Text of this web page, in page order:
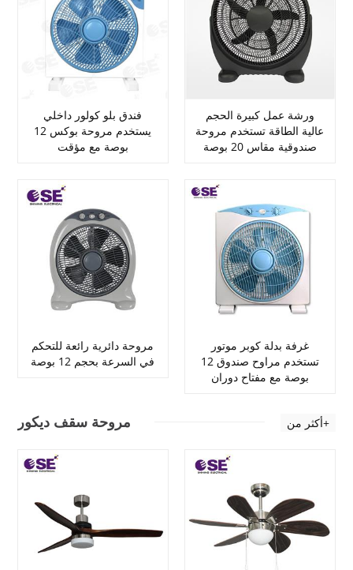
فندق بلو كولور داخلي
يستخدم مروحة بوكس ​​12
بوصة مع مؤقت
ورشة عمل كبيرة الحجم
عالية الطاقة تستخدم مروحة
صندوقية مقاس 20 بوصة
مروحة دائرية رائعة للتحكم
في السرعة بحجم 12 بوصة
غرفة بدلة كوبر موتور
تستخدم مراوح صندوق 12
بوصة مع مفتاح دوران
مروحة سقف ديكور أكثر من+